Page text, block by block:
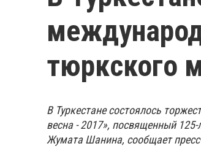
тюркского
В Туркестане состоялось
весна - 2017», посвященный
Жумата Шанина, сообщает